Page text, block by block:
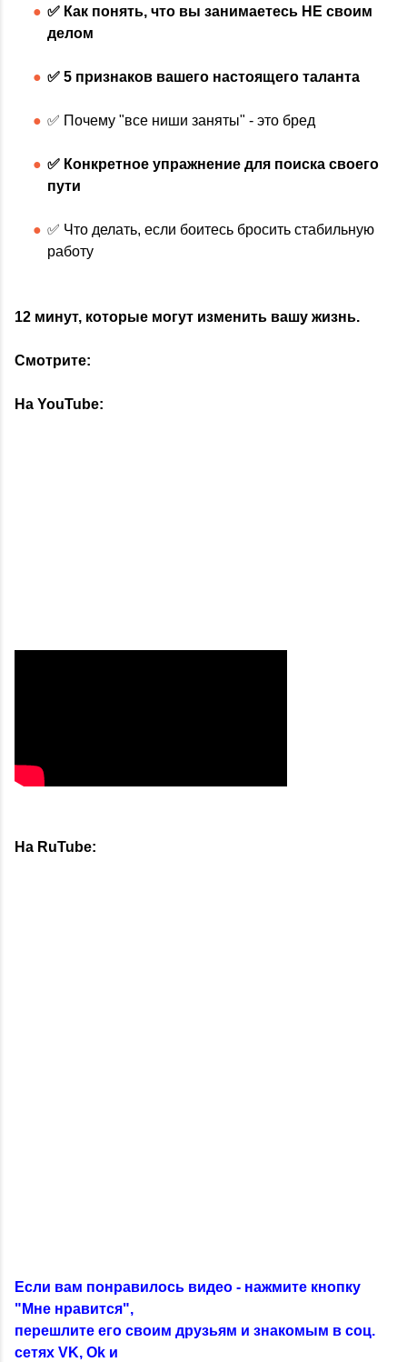
✅ Как понять, что вы занимаетесь НЕ своим
делом
✅ 5 признаков вашего настоящего таланта
✅ Почему "все ниши заняты" - это бред
✅ Конкретное упражнение для поиска своего
пути
✅ Что делать, если боитесь бросить стабильную
работу
12 минут, которые могут изменить вашу жизнь.
Смотрите:
На YouTube:
На RuTube:
Если вам понравилось видео - нажмите кнопку
"Мне нравится",
перешлите его своим друзьям и знакомым в соц.
сетях VK, Ok и